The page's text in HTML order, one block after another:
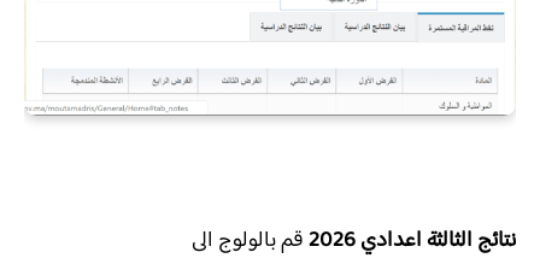
نتائج الثالثة اعدادي 2026
قم بالولوج الى